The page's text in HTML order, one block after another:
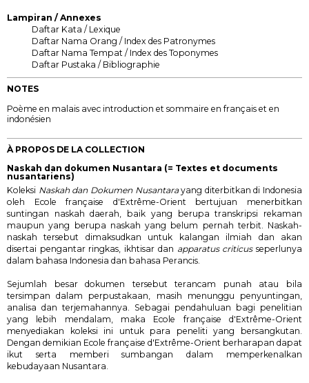
Lampiran / Annexes
Daftar Kata / Lexique
Daftar Nama Orang / Index des Patronymes
Daftar Nama Tempat / Index des Toponymes
Daftar Pustaka / Bibliographie
NOTES
Poème en malais avec introduction et sommaire en français et en
indonésien
À PROPOS DE LA COLLECTION
Naskah dan dokumen Nusantara (= Textes et documents
nusantariens)
Koleksi Naskah dan Dokumen Nusantarayang diterbitkan di Indonesia
oleh Ecole française d'Extrême-Orient bertujuan menerbitkan
suntingan naskah daerah, baik yang berupa transkripsi rekaman
maupun yang berupa naskah yang belum pernah terbit. Naskah-
naskah tersebut dimaksudkan untuk kalangan ilmiah dan akan
disertai pengantar ringkas, ikhtisar dan apparatus criticusseperlunya
dalam bahasa Indonesia dan bahasa Perancis.
Sejumlah besar dokumen tersebut terancam punah atau bila
tersimpan dalam perpustakaan, masih menunggu penyuntingan,
analisa dan terjemahannya. Sebagai pendahuluan bagi penelitian
yang lebih mendalam, maka Ecole française d'Extrême-Orient
menyediakan koleksi ini untuk para peneliti yang bersangkutan.
Dengan demikian Ecole française d'Extrême-Orient berharapan dapat
ikut serta memberi sumbangan dalam memperkenalkan
kebudayaan Nusantara.